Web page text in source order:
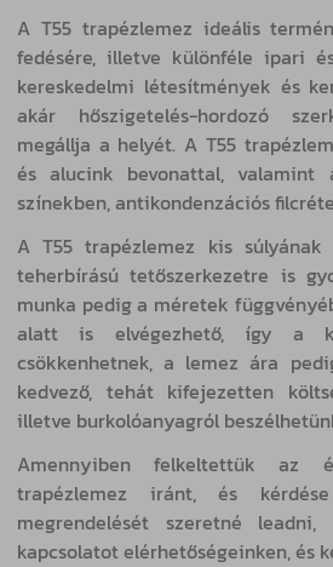
A T55 trapézlemez ideális
fedésére, illetve különféle ipari
kereskedelmi létesítmények és
akár hőszigetelés-hordozó
megállja a helyét. A T55
és alucink bevonattal, valamint
színekben, antikondenzációs
A T55 trapézlemez kis súlyának
teherbírású tetőszerkezetre is
munka pedig a méretek
alatt is elvégezhető, így a
csökkenhetnek, a lemez ára
kedvező, tehát kifejezetten
illetve burkolóanyagról
Amennyiben felkeltettük az
trapézlemez iránt, és
megrendelését szeretné
kapcsolatot elérhetőségeinken, és